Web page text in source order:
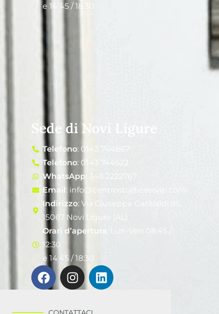
e 14:45 / 18:30
Sede di Novi Ligure
Telefono: 0143 744867
Telefono: 0143 744522
WhatsApp : 348 2222767
Email : info@centrostudieservizi.com
Indirizzo: Via Giuseppe Garibaldi 95,
15067 Novi Ligure (AL)
Orari d’apertura : Lun-Ven 08:45 /
12:30
e 14:45 / 18:30